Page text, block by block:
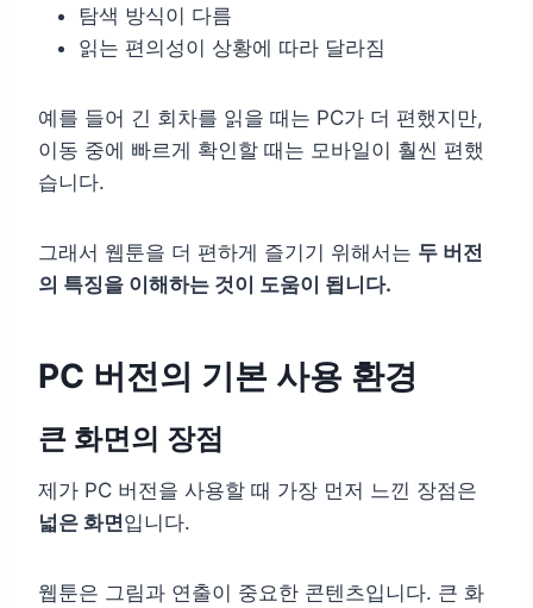
탐색 방식이 다름
읽는 편의성이 상황에 따라 달라짐
예를 들어 긴 회차를 읽을 때는 PC가 더 편했지만,
이동 중에 빠르게 확인할 때는 모바일이 훨씬 편했
습니다.
그래서 웹툰을 더 편하게 즐기기 위해서는 두 버전
의 특징을 이해하는 것이 도움이 됩니다.
PC 버전의 기본 사용 환경
큰 화면의 장점
제가 PC 버전을 사용할 때 가장 먼저 느낀 장점은
넓은 화면입니다.
웹툰은 그림과 연출이 중요한 콘텐츠입니다. 큰 화